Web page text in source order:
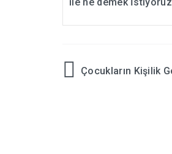
YazıÇocukların Kişilik